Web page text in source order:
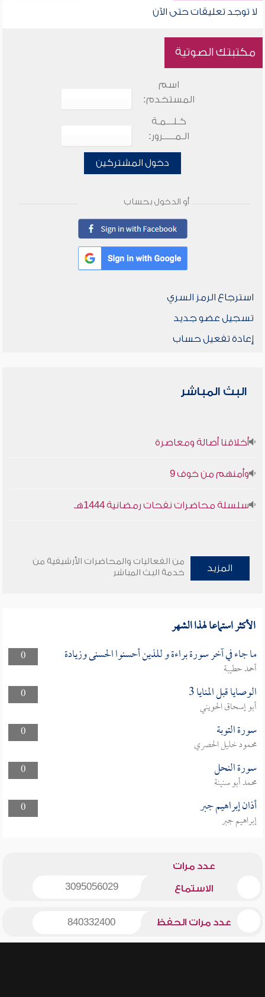
لا توجد تعليقات حتى الآن
مكتبتك الصوتية
اسم
المستخدم:
كـلـــمـة
الـمـــــرور:
دخول المشتركين
أو الدخول بحساب
استرجاع الرمز السري
تسجيل عضو جديد
إعادة تفعيل حساب
البث المباشر
أخلاقنا أصالة ومعاصرة
وأمنهم من خوف 9
سلسلة محاضرات نفحات رمضانية 1444هـ
المزيد
من الفعاليات والمحاضرات الأرشيفية من
خدمة البث المباشر
الأكثر استماعا لهذا الشهر
0 ما جاء في آخر سورة براءة و للذين أحسنوا الحسنى وزيادة
أحمد حطيبة
0
الوصايا قبل المنايا 3
أبو إسحاق الحويني
0
سورة التوبة
محمود خليل الحصري
0
سورة النحل
محمد أبو سنينة
0
أذان إبراهيم جبر
إبراهيم جبر
عدد مرات
الاستماع 3095056029
عدد مرات الحفظ 840332400